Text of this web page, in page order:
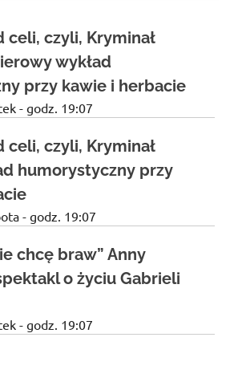
celi, czyli, Kryminał
wykład
przy kawie i herbacie
- godz. 19:07
celi, czyli, Kryminał
humorystyczny przy
- godz. 19:07
chcę braw” Anny
o życiu Gabrieli
- godz. 19:07